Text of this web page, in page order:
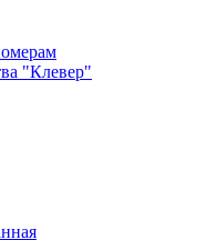
"Клевер"